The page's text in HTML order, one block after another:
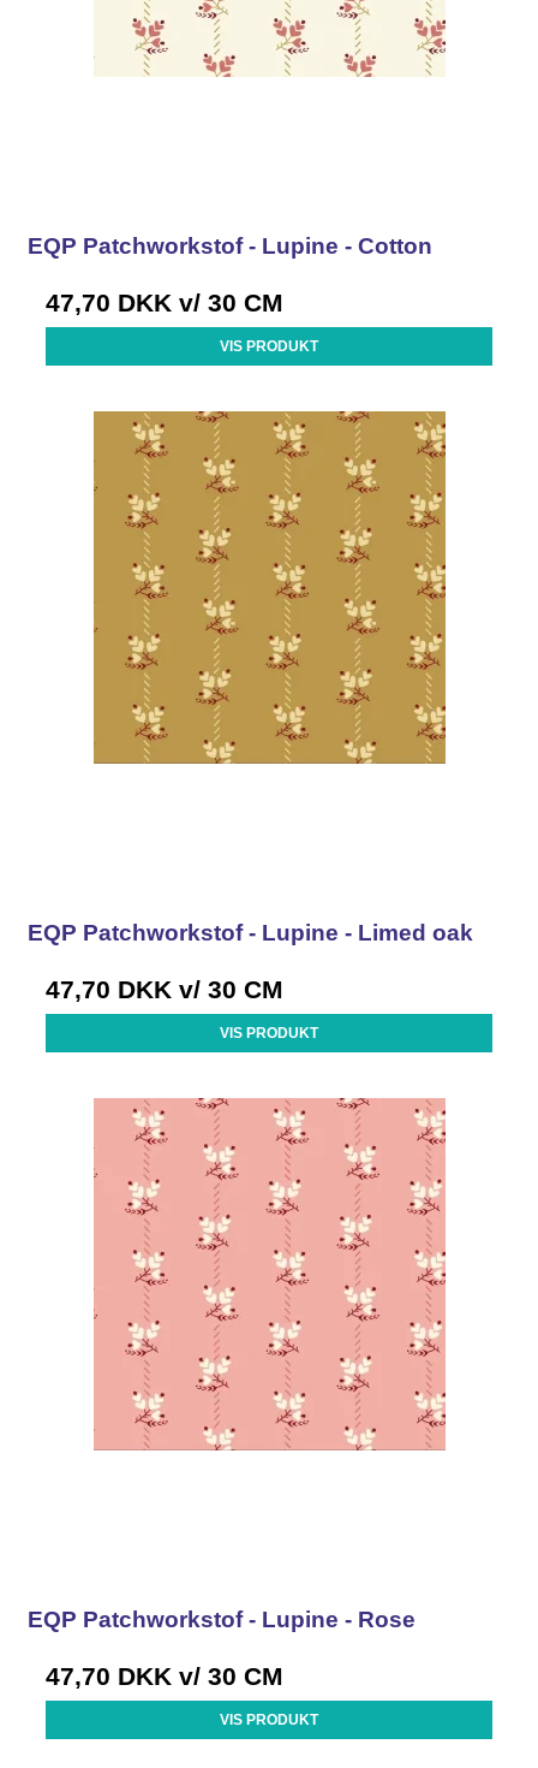
EQP Patchworkstof - Lupine - Cotton
47,70 DKK v/ 30 CM
VIS PRODUKT
EQP Patchworkstof - Lupine - Limed oak
47,70 DKK v/ 30 CM
VIS PRODUKT
EQP Patchworkstof - Lupine - Rose
47,70 DKK v/ 30 CM
VIS PRODUKT